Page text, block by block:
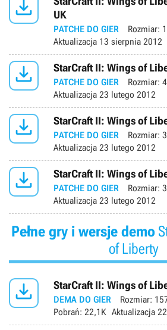

UK
PATCHE DO GIER Rozmiar:
Aktualizacja 13 sierpnia 2012
 StarCraft II: Wings of
PATCHE DO GIER Rozmiar:
Aktualizacja 23 lutego 2012
 StarCraft II: Wings of
PATCHE DO GIER Rozmiar:
Aktualizacja 23 lutego 2012
 StarCraft II: Wings of
PATCHE DO GIER Rozmiar:
Aktualizacja 23 lutego 2012
Pełne gry i wersje demo
of Liberty
 StarCraft II: Wings of
DEMA DO GIER Rozmiar:
Pobrań: 22,1K Aktualizacja